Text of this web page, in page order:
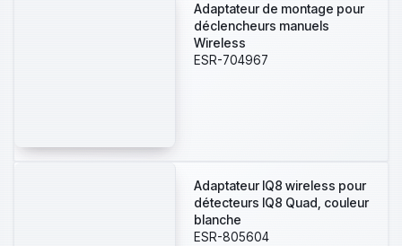
Adaptateur de montage pour
déclencheurs manuels
Wireless
ESR-704967
Adaptateur IQ8 wireless pour
détecteurs IQ8 Quad, couleur
blanche
ESR-805604